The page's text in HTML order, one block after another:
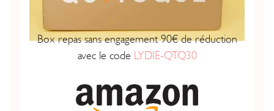
Box repas sans engagement 90€ de réduction
avec le code LYDIE-QTQ30